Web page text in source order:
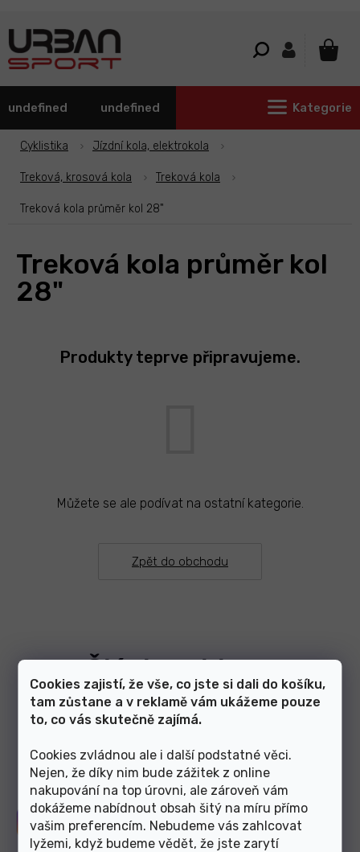
Cookies zajistí, že vše, co jste si dali do košíku,
tam zůstane a v reklamě vám ukážeme pouze
to, co vás skutečně zajímá.
Cookies zvládnou ale i další podstatné věci.
Nejen, že díky nim bude zážitek z online
nakupování na top úrovni, ale zároveň vám
dokážeme nabídnout obsah šitý na míru přímo
vašim preferencím. Nebudeme vás zahlcovat
lyžemi, když budeme vědět, že jste zarytí
undefined undefined Kategorie
Cyklistika Jízdní kola, elektrokola
Treková, krosová kola Treková kola
Treková kola průměr kol 28"
Treková kola průměr kol
28"
Produkty teprve připravujeme.
Můžete se ale podívat na ostatní kategorie.
Zpět do obchodu
Články z blogu
Zobrazit další články
Sledujte nás naInstagramu